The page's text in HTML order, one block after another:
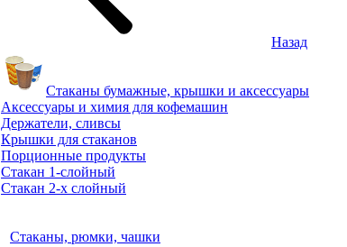
Назад
Стаканы бумажные, крышки и аксессуары
Аксессуары и химия для кофемашин
Держатели, сливсы
Крышки для стаканов
Порционные продукты
Стакан 1-слойный
Стакан 2-х слойный
Стаканы, рюмки, чашки